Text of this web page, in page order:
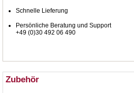
Schnelle Lieferung
Persönliche Beratung und Support
+49 (0)30 492 06 490
Zubehör